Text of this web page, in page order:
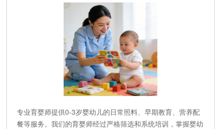
专业育婴师提供0-3岁婴幼儿的日常照料、早期教育、营养配
餐等服务。我们的育婴师经过严格筛选和系统培训，掌握婴幼